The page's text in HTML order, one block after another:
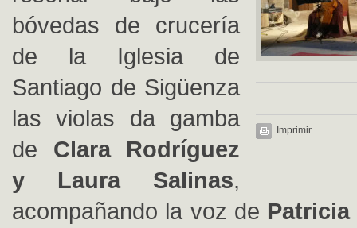
Imprimir
bóvedas de crucería
de la Iglesia de
Santiago de Sigüenza
las violas da gamba
de Clara Rodríguez
y Laura Salinas,
acompañando la voz de Patricia